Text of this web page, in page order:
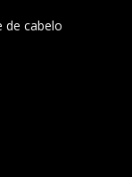
de cabelo